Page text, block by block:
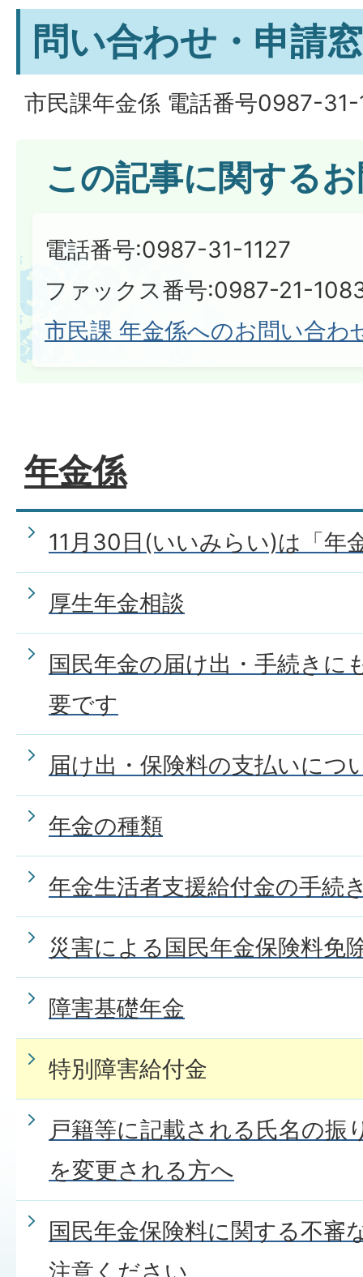
問い合わせ・申請
市民課年金係 電話番号0987-31-
この記事に関する
電話番号:0987-31-1127
ファックス番号:0987-21-
市民課 年金係へのお問い合わ
年金係
11月30日(いいみらい)は「年
厚生年金相談
国民年金の届け出・手続きに
要です
届け出・保険料の支払いにつ
年金の種類
年金生活者支援給付金の手続
災害による国民年金保険料免
障害基礎年金
特別障害給付金
戸籍等に記載される氏名の振
を変更される方へ
国民年金保険料に関する不審